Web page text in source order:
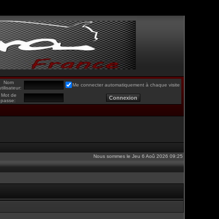
Nom
Me connecter automatiquement à chaque visite
Mot de
passe:
Nous sommes le Jeu 6 Aoû 2026 09:25